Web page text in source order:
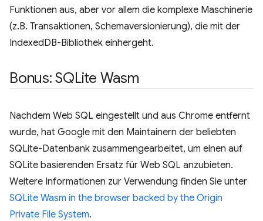
Funktionen aus, aber vor allem die komplexe Maschinerie
(z.B. Transaktionen, Schemaversionierung), die mit der
IndexedDB-Bibliothek einhergeht.
Bonus: SQLite Wasm
Nachdem Web SQL eingestellt und aus Chrome entfernt
wurde, hat Google mit den Maintainern der beliebten
SQLite-Datenbank zusammengearbeitet, um einen auf
SQLite basierenden Ersatz für Web SQL anzubieten.
Weitere Informationen zur Verwendung finden Sie unter
SQLite Wasm in the browser backed by the Origin
Private File System.